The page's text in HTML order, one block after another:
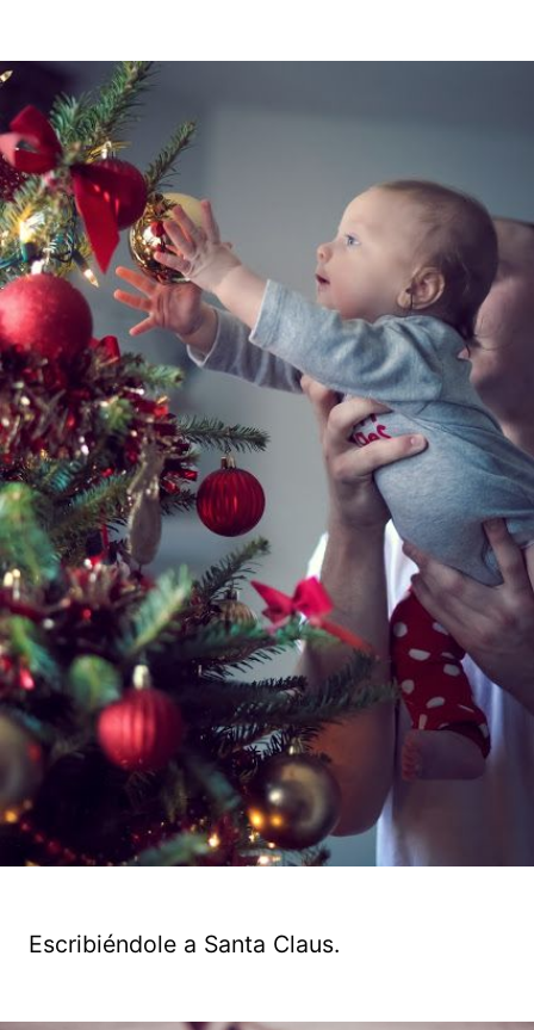
Escribiéndole a Santa Claus.